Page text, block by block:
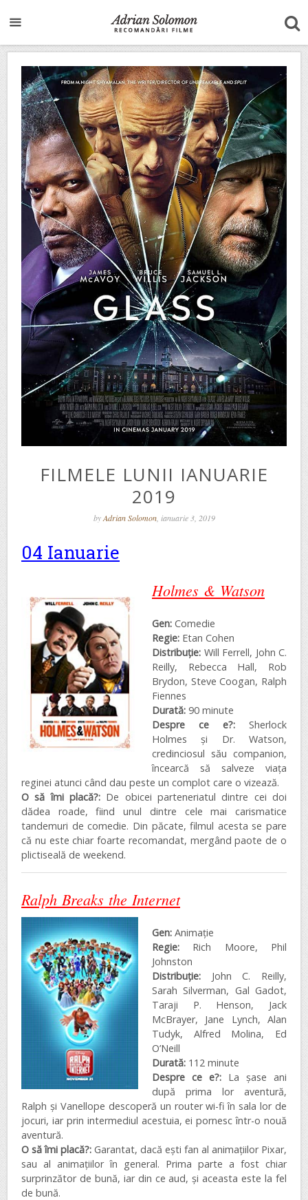
FILMELE LUNII IANUARIE
2019
byAdrian Solomon, ianuarie 3, 2019
04 Ianuarie
Holmes & Watson
Gen: Comedie
Regie: Etan Cohen
Distribuţie: Will Ferrell, John C.
Reilly, Rebecca Hall, Rob
Brydon, Steve Coogan, Ralph
Fiennes
Durată: 90 minute
Despre ce e?: Sherlock
Holmes și Dr. Watson,
credinciosul său companion,
încearcă să salveze viața
reginei atunci când dau peste un complot care o vizează.
O să îmi placă?: De obicei parteneriatul dintre cei doi
dădea roade, fiind unul dintre cele mai carismatice
tandemuri de comedie. Din păcate, filmul acesta se pare
că nu este chiar foarte recomandat, mergând paote de o
plictiseală de weekend.
Ralph Breaks the Internet
Gen: Animație
Regie: Rich Moore, Phil
Johnston
Distribuţie: John C. Reilly,
Sarah Silverman, Gal Gadot,
Taraji P. Henson, Jack
McBrayer, Jane Lynch, Alan
Tudyk, Alfred Molina, Ed
O’Neill
Durată: 112 minute
Despre ce e?: La șase ani
după prima lor aventură,
Ralph și Vanellope descoperă un router wi-fi în sala lor de
jocuri, iar prin intermediul acestuia, ei pornesc într-o nouă
aventură.
O să îmi placă?: Garantat, dacă ești fan al animațiilor Pixar,
sau al animațiilor în general. Prima parte a fost chiar
surprinzător de bună, iar din ce aud, și aceasta este la fel
de bună.